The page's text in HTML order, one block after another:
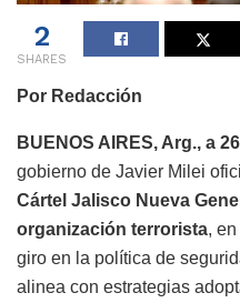
2
SHARES
Por Redacción
BUENOS AIRES, Arg., a
gobierno de Javier Milei
Cártel Jalisco Nueva
organización terrorista,
giro en la política de
alinea con estrategias